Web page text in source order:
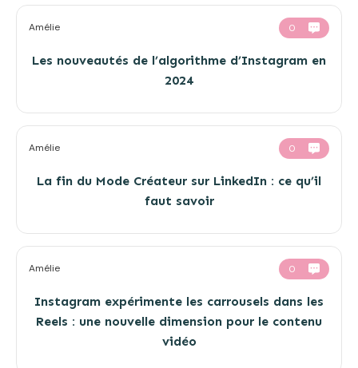
Amélie 0
Les nouveautés de l’algorithme d’Instagram en
2024
Amélie 0
La fin du Mode Créateur sur LinkedIn : ce qu’il
faut savoir
Amélie 0
Instagram expérimente les carrousels dans les
Reels : une nouvelle dimension pour le contenu
vidéo